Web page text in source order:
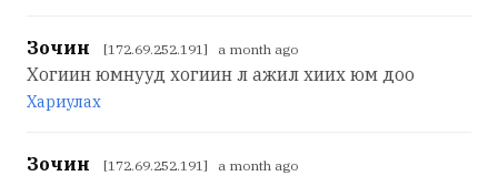
Зочин [172.69.252.191] a month ago
Хогиин юмнууд хогиин л ажил хиих юм доо
Хариулах
Зочин [172.69.252.191] a month ago